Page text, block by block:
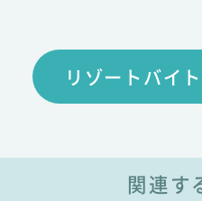
リゾートバイ
関連す